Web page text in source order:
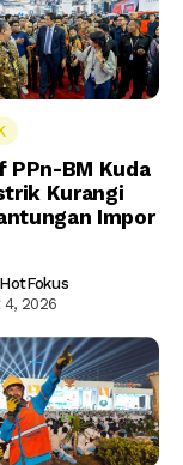
PPn-BM Kuda
Kurangi
Impor
2026